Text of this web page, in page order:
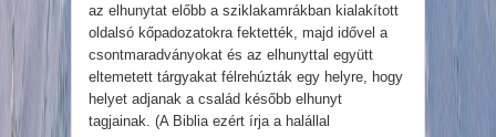
az elhunytat előbb a sziklakamrákban kialakított
oldalsó kőpadozatokra fektették, majd idővel a
csontmaradványokat és az elhunyttal együtt
eltemetett tárgyakat félrehúzták egy helyre, hogy
helyet adjanak a család később elhunyt
tagjainak. (A Biblia ezért írja a halállal